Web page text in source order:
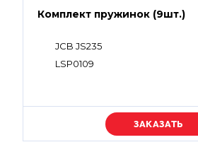
Комплект пружинок (9шт.)
JCB JS235
LSP0109
Уточняйте цену